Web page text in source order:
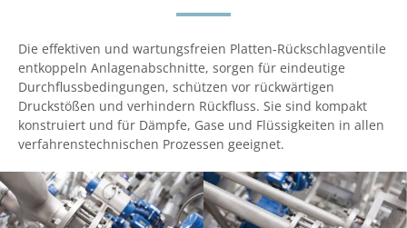
Die effektiven und wartungsfreien Platten-Rückschlagventile
entkoppeln Anlagenabschnitte, sorgen für eindeutige
Durchflussbedingungen, schützen vor rückwärtigen
Druckstößen und verhindern Rückfluss. Sie sind kompakt
konstruiert und für Dämpfe, Gase und Flüssigkeiten in allen
verfahrenstechnischen Prozessen geeignet.